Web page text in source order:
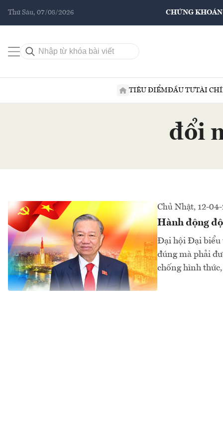
Thứ Sáu, 07/08/2026 CHỨNG KHOÁN
TIÊU ĐIỂMĐẦU TƯTÀI
đổi
Chủ Nhật, 12-
Hành động
Đại hội Đại biểu
đúng mà phải
chống hình